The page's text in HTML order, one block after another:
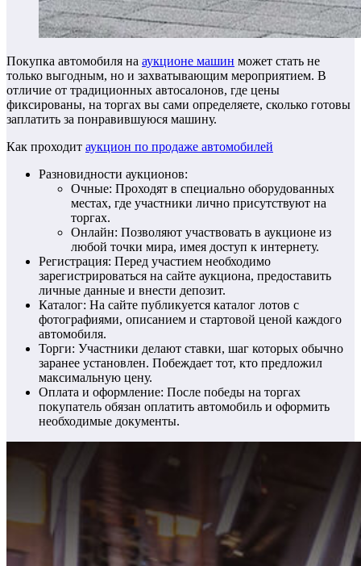
Покупка автомобиля на аукционе машин может стать не
только выгодным, но и захватывающим мероприятием. В
отличие от традиционных автосалонов, где цены
фиксированы, на торгах вы сами определяете, сколько готовы
заплатить за понравившуюся машину.
Как проходит аукцион по продаже автомобилей
Разновидности аукционов:
Очные: Проходят в специально оборудованных
местах, где участники лично присутствуют на
торгах.
Онлайн: Позволяют участвовать в аукционе из
любой точки мира, имея доступ к интернету.
Регистрация: Перед участием необходимо
зарегистрироваться на сайте аукциона, предоставить
личные данные и внести депозит.
Каталог: На сайте публикуется каталог лотов с
фотографиями, описанием и стартовой ценой каждого
автомобиля.
Торги: Участники делают ставки, шаг которых обычно
заранее установлен. Побеждает тот, кто предложил
максимальную цену.
Оплата и оформление: После победы на торгах
покупатель обязан оплатить автомобиль и оформить
необходимые документы.